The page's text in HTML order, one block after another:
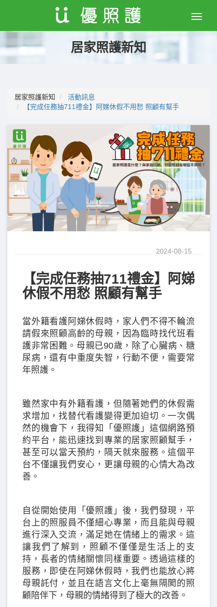
Toggle
居家照護新知
居家照護新知
活動訊息
【完成任務抽711禮金】阿娣休假不用愁 照顧有幫手
2024-08-15
【完成任務抽711禮金】阿娣
休假不用愁 照顧有幫手
當外籍看護阿娣休假時，家人們不得不輪流
請假來照顧高齡的母親，因為臨時找代班看
護非常困難。母親已90歲，除了心臟病、糖
尿病，還有中重度失智，行動不便，需要常
年照護。
雖然家中有外籍看護，但隨著她們的休假需
求增加，找替代看護變得更加迫切。一次偶
然的機會下，我得知「優照護」這個網路預
約平台，能迅速找到專業的居家照顧幫手，
甚至可以當天預約，隔天就來服務。這個平
台不僅讓我們安心，更讓母親的心情大為改
善。
自從開始使用「優照護」後，我們發現，平
台上的照服員不僅細心專業，而且能與母親
進行深入交流，滿足她在情緒上的需求。這
讓我們了解到，照顧不僅僅是生活上的支
持，長者的情緒關懷同樣重要。透過這樣的
服務，即使在阿娣休假時，我們也能放心將
母親託付，並且在語言文化上毫無隔閡的照
顧陪伴下，母親的情緒得到了極大的改善。